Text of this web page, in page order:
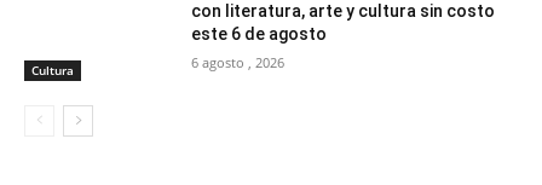
Cultura
con literatura, arte y cultura sin costo
este 6 de agosto
6 agosto , 2026